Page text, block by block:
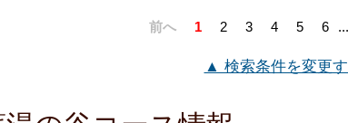
前へ 1 2 3 4 5 6 ...
▲ 検索条件を変更